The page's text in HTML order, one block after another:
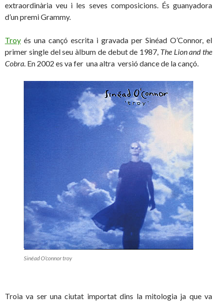
extraordinària veu i les seves composicions. És guanyadora
d’un premi Grammy.
Troy és una cançó escrita i gravada per Sinéad O’Connor, el
primer single del seu àlbum de debut de 1987, The Lion and the
Cobra. En 2002 es va fer una altra versió dance de la cançó.
Sinéad O’connor troy
Troia va ser una ciutat importat dins la mitologia ja que va